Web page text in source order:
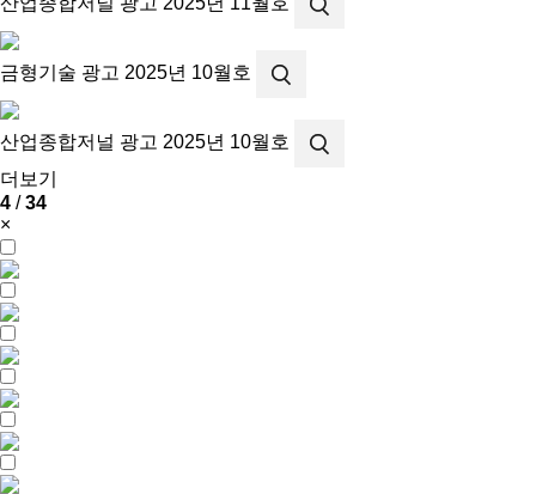
금형기술 광고 2025년 10월호
산업종합저널 광고 2025년 10월호
더보기
4 /34
×